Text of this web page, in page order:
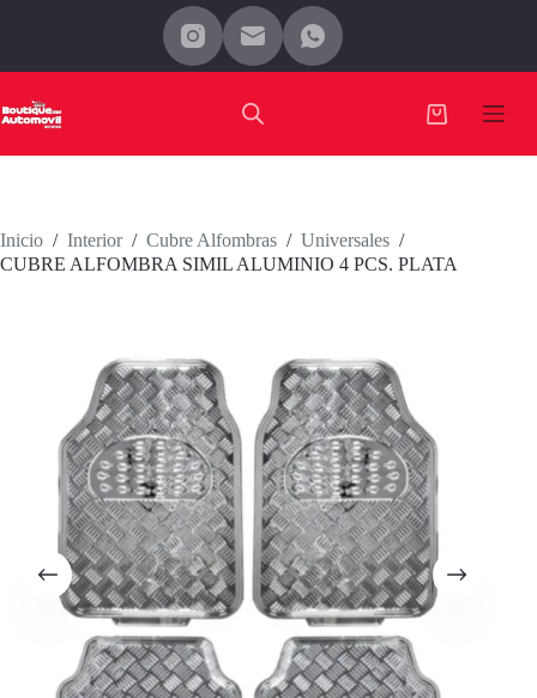
Carro
Inicio / Interior / Cubre Alfombras / Universales /
CUBRE ALFOMBRA SIMIL ALUMINIO 4 PCS. PLATA